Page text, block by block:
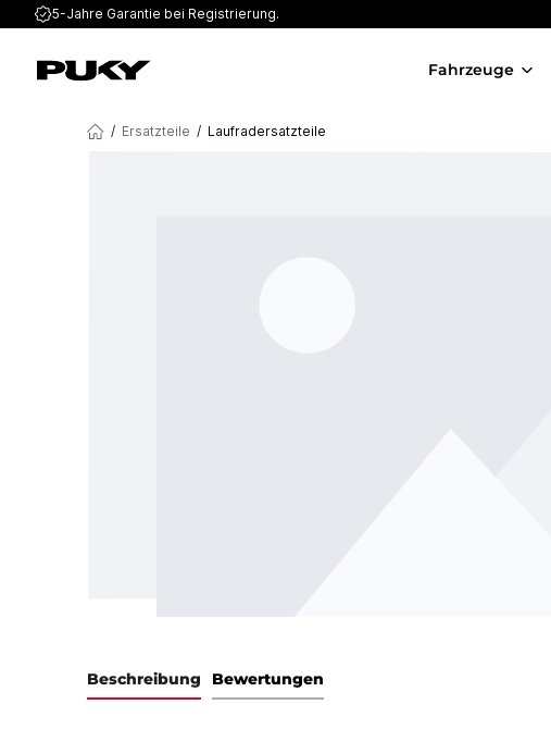
5-Jahre Garantie bei Registrierung.
Fahrzeuge
/ Ersatzteile / Laufradersatzteile
Beschreibung Bewertungen